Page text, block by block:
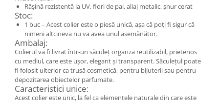
Bijuterii din lemn
Colier / Pandantiv
Cercei
Set bijuterii
Brățară
Bijuterii fără metal
Brățară
Rășină rezistentă la UV, flori de pai, aliaj metalic, șnur cerat
Stoc:
1 buc – Acest colier este o piesă unică, așa că poți fi sigur că
nimeni altcineva nu va avea unul asemănător.
Ambalaj:
Colierul va fi livrat într-un săculeț organza reutilizabil, prietenos
cu mediul, care este ușor, elegant și transparent. Săculețul poate
fi folosit ulterior ca trusă cosmetică, pentru bijuterii sau pentru
depozitarea obiectelor parfumate.
Caracteristici unice:
Acest colier este unic, la fel ca elementele naturale din care este